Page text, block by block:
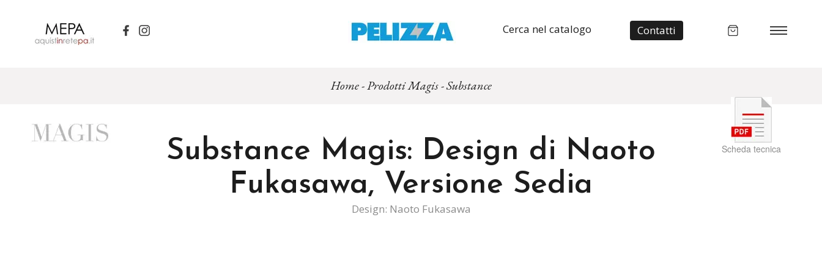
Contatti
Cerca nel catalogo
Home-Prodotti Magis-Substance
Scheda tecnica
Substance Magis: Design di Naoto
Fukasawa, Versione Sedia
Design: Naoto Fukasawa